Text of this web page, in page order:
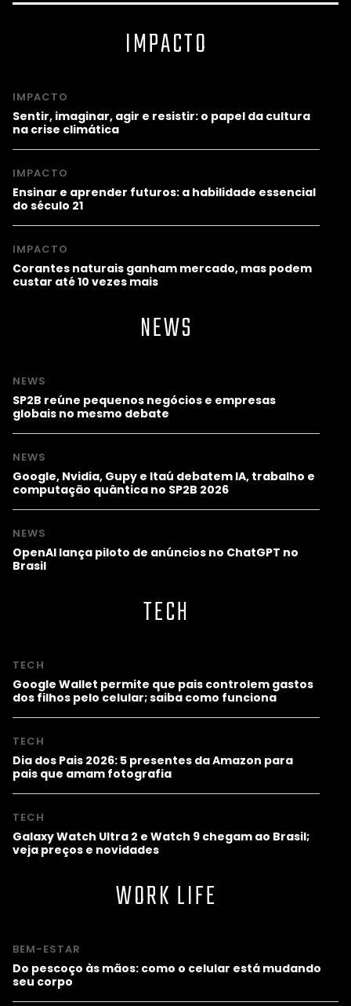
IMPACTO
IMPACTO
Sentir, imaginar, agir e resistir: o papel da cultura
na crise climática
IMPACTO
Ensinar e aprender futuros: a habilidade essencial
do século 21
IMPACTO
Corantes naturais ganham mercado, mas podem
custar até 10 vezes mais
NEWS
NEWS
SP2B reúne pequenos negócios e empresas
globais no mesmo debate
NEWS
Google, Nvidia, Gupy e Itaú debatem IA, trabalho e
computação quântica no SP2B 2026
NEWS
OpenAI lança piloto de anúncios no ChatGPT no
Brasil
TECH
TECH
Google Wallet permite que pais controlem gastos
dos filhos pelo celular; saiba como funciona
TECH
Dia dos Pais 2026: 5 presentes da Amazon para
pais que amam fotografia
TECH
Galaxy Watch Ultra 2 e Watch 9 chegam ao Brasil;
veja preços e novidades
WORK LIFE
BEM-ESTAR
Do pescoço às mãos: como o celular está mudando
seu corpo